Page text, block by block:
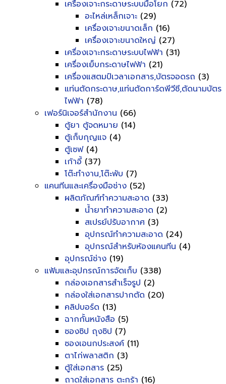
เครื่องเจาะกระดาษระบบมือโยก (72)
อะไหล่เหล็กเจาะ (29)
เครื่องเจาะขนาดเล็ก (16)
เครื่องเจาะขนาดใหญ่ (27)
เครื่องเจาะกระดาษระบบไฟฟ้า (31)
เครื่องเย็บกระดาษไฟฟ้า (21)
เครื่องแสตมป์เวลาเอกสาร,บัตรจอดรถ (3)
แท่นตัดกระดาษ,แท่นตัดการ์ดพีวีซี,ตัดนามบัตร
ไฟฟ้า (78)
เฟอร์นิเจอร์สำนักงาน (66)
ตู้ยา ตู้จดหมาย (14)
ตู้เก็บกุญแจ (4)
ตู้เซฟ(4)
เก้าอี้ (37)
โต๊ะทำงาน,โต๊ะพับ (7)
แคนทีนและเครื่องมือช่าง (52)
ผลิตภัณฑ์ทำความสะอาด (33)
น้ำยาทำความสะอาด (2)
สเปรย์ปรับอากาศ (3)
อุปกรณ์ทำความสะอาด (24)
อุปกรณ์สำหรับห้องแคนทีน (4)
อุปกรณ์ช่าง (19)
แฟ้มและอุปกรณ์การจัดเก็บ (338)
กล่องเอกสารสำเร็จรูป (2)
กล่องใส่เอกสารปากตัด (20)
คลิปบอร์ด (13)
ฉากกั้นหนังสือ (5)
ซองซิป ถุงซิป (7)
ซองเอนกประสงค์ (11)
ตาไก่พลาสติก (3)
ตู้ใส่เอกสาร (25)
ถาดใส่เอกสาร ตะกร้า (16)